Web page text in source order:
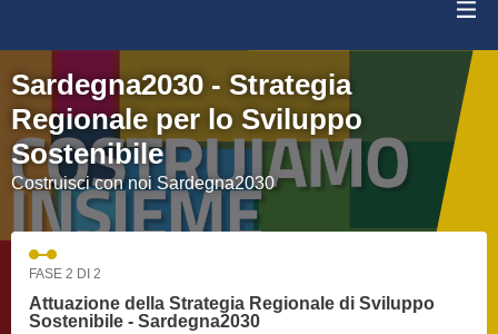
Sardegna2030 - Strategia
Regionale per lo Sviluppo
Sostenibile
Costruisci con noi Sardegna2030
FASE 2 DI 2
Attuazione della Strategia Regionale di Sviluppo
Sostenibile - Sardegna2030